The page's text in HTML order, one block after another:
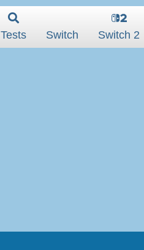
Tests Switch Switch 2